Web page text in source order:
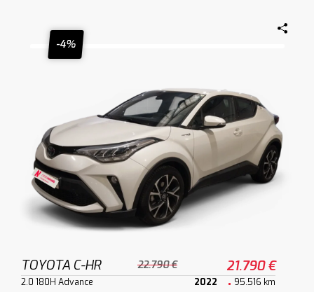
-4%
TOYOTA C-HR 22.790 € 21.790 €
2.0 180H Advance 2022 95.516 km